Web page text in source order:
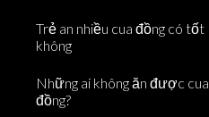
Trẻ an nhiều cua đồng có tốt
không
Những ai không ăn được cua
đồng?